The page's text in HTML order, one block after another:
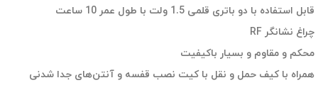
قابل استفاده با دو باتری قلمی 1.5 ولت با طول عمر 10 ساعت
چراغ نشانگر RF
محکم و مقاوم و بسیار باکیفیت
همراه با کیف حمل و نقل با کیت نصب قفسه و آنتن‌های جدا شدنی